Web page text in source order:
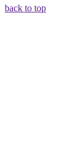
back to top